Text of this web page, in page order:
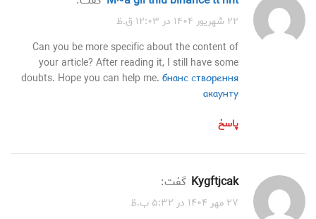
۲۲ شهریور ۱۴۰۴ در ۱۲:۰۳ ق.ظ
Can you be more specific about the content of
your article? After reading it, I still have some
doubts. Hope you can help me. бнанс створення
акаунту
پاسخ
kygftjcak گفت:
۲۷ مهر ۱۴۰۴ در ۵:۳۲ ب.ظ